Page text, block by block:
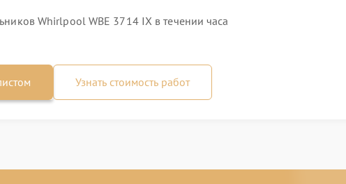
Whirlpool WBE 3714 IX в течении часа
Узнать стоимость работ